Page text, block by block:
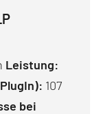
Leistung:
107
bei